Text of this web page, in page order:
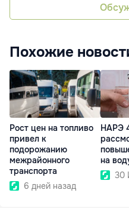
Похожие
Рост цен на топливо
привел к
подорожанию
межрайонного
транспорта
6 дней назад
НАРЭ
на
30